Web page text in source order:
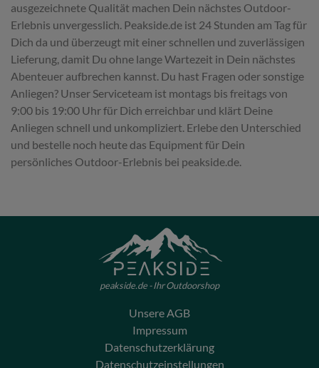
ausgezeichnete Qualität machen Dein nächstes Outdoor-
Erlebnis unvergesslich. Peakside.de ist 24 Stunden am Tag für
Dich da und überzeugt mit einer schnellen und zuverlässigen
Lieferung, damit Du ohne lange Wartezeit in Dein nächstes
Abenteuer aufbrechen kannst. Du hast Fragen oder sonstige
Anliegen? Unser Serviceteam ist montags bis freitags von
9:00 bis 19:00 Uhr für Dich erreichbar und klärt Deine
Anliegen schnell und unkompliziert. Erlebe den Unterschied
und bestelle noch heute das Equipment für Dein
persönliches Outdoor-Erlebnis bei peakside.de.
peakside.de - Ihr Outdoorshop
Unsere AGB
Impressum
Datenschutzerklärung
Datenschutzeinstellungen